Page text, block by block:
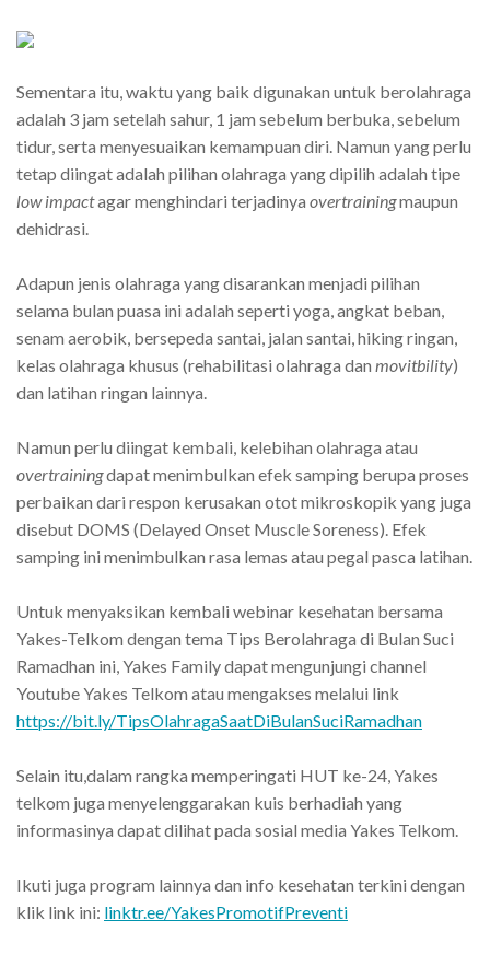
Sementara itu, waktu yang baik digunakan untuk berolahraga
adalah 3 jam setelah sahur, 1 jam sebelum berbuka, sebelum
tidur, serta menyesuaikan kemampuan diri. Namun yang perlu
tetap diingat adalah pilihan olahraga yang dipilih adalah tipe
low impactagar menghindari terjadinya overtrainingmaupun
dehidrasi.
Adapun jenis olahraga yang disarankan menjadi pilihan
selama bulan puasa ini adalah seperti yoga, angkat beban,
senam aerobik, bersepeda santai, jalan santai, hiking ringan,
kelas olahraga khusus (rehabilitasi olahraga dan movitbility)
dan latihan ringan lainnya.
Namun perlu diingat kembali, kelebihan olahraga atau
overtrainingdapat menimbulkan efek samping berupa proses
perbaikan dari respon kerusakan otot mikroskopik yang juga
disebut DOMS (Delayed Onset Muscle Soreness). Efek
samping ini menimbulkan rasa lemas atau pegal pasca latihan.
Untuk menyaksikan kembali webinar kesehatan bersama
Yakes-Telkom dengan tema Tips Berolahraga di Bulan Suci
Ramadhan ini, Yakes Family dapat mengunjungi channel
Youtube Yakes Telkom atau mengakses melalui link
https://bit.ly/TipsOlahragaSaatDiBulanSuciRamadhan
Selain itu,dalam rangka memperingati HUT ke-24, Yakes
telkom juga menyelenggarakan kuis berhadiah yang
informasinya dapat dilihat pada sosial media Yakes Telkom.
Ikuti juga program lainnya dan info kesehatan terkini dengan
klik link ini: linktr.ee/YakesPromotifPreventi